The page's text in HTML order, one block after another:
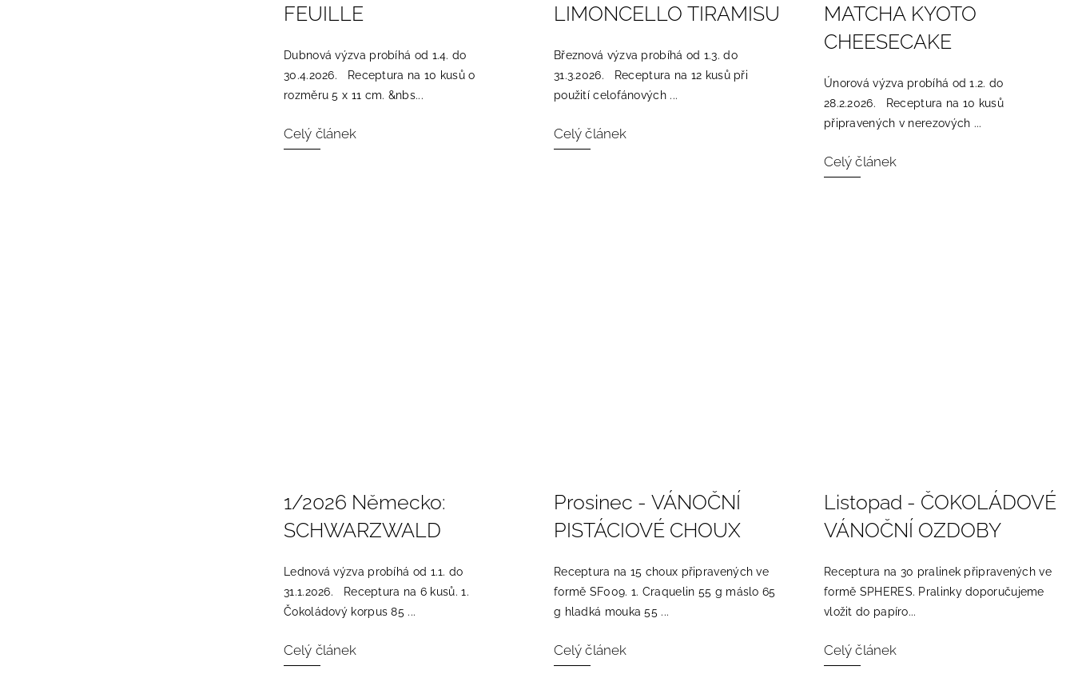
FEUILLE
Dubnová výzva probíhá od 1.4. do
30.4.2026. Receptura na 10 kusů o
rozměru 5 x 11 cm. &nbs...
Celý článek
LIMONCELLO TIRAMISU
Březnová výzva probíhá od 1.3. do
31.3.2026. Receptura na 12 kusů při
použití celofánových ...
Celý článek
MATCHA KYOTO
CHEESECAKE
Únorová výzva probíhá od 1.2. do
28.2.2026. Receptura na 10 kusů
připravených v nerezových ...
Celý článek
1/2026 Německo:
SCHWARZWALD
Lednová výzva probíhá od 1.1. do
31.1.2026. Receptura na 6 kusů. 1.
Čokoládový korpus 85 ...
Celý článek
Prosinec - VÁNOČNÍ
PISTÁCIOVÉ CHOUX
Receptura na 15 choux připravených ve
formě SF009. 1. Craquelin 55 g máslo 65
g hladká mouka 55 ...
Celý článek
Listopad - ČOKOLÁDOVÉ
VÁNOČNÍ OZDOBY
Receptura na 30 pralinek připravených ve
formě SPHERES. Pralinky doporučujeme
vložit do papíro...
Celý článek